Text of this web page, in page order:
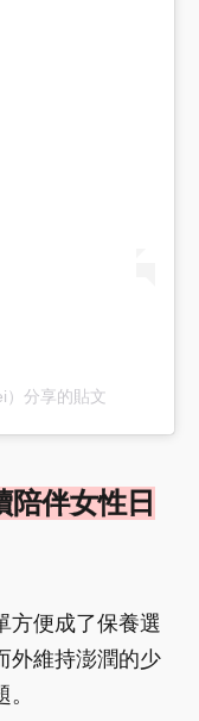
）分享的貼文
伴女性日
方便成了保養選
外維持澎潤的少